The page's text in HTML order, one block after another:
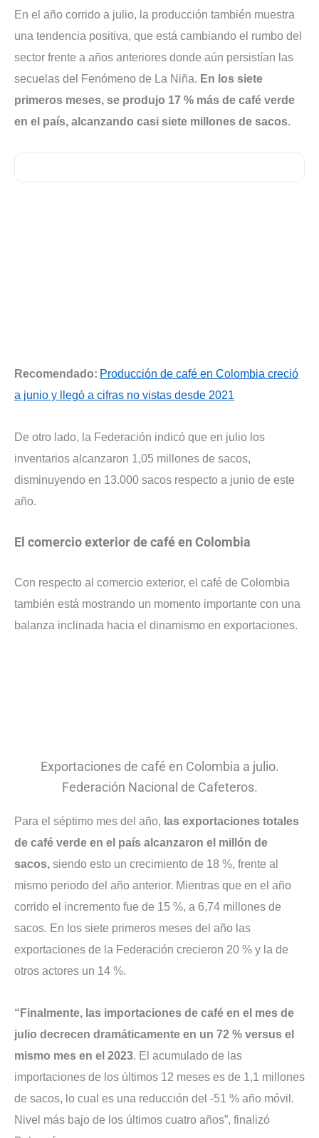
En el año corrido a julio, la producción también muestra
una tendencia positiva, que está cambiando el rumbo del
sector frente a años anteriores donde aún persistían las
secuelas del Fenómeno de La Niña. En los siete
primeros meses, se produjo 17 % más de café verde
en el país, alcanzando casi siete millones de sacos.
Recomendado: Producción de café en Colombia creció
a junio y llegó a cifras no vistas desde 2021
De otro lado, la Federación indicó que en julio los
inventarios alcanzaron 1,05 millones de sacos,
disminuyendo en 13.000 sacos respecto a junio de este
año.
El comercio exterior de café en Colombia
Con respecto al comercio exterior, el café de Colombia
también está mostrando un momento importante con una
balanza inclinada hacia el dinamismo en exportaciones.
Exportaciones de café en Colombia a julio.
Federación Nacional de Cafeteros.
Para el séptimo mes del año, las exportaciones totales
de café verde en el país alcanzaron el millón de
sacos, siendo esto un crecimiento de 18 %, frente al
mismo periodo del año anterior. Mientras que en el año
corrido el incremento fue de 15 %, a 6,74 millones de
sacos. En los siete primeros meses del año las
exportaciones de la Federación crecieron 20 % y la de
otros actores un 14 %.
“Finalmente, las importaciones de café en el mes de
julio decrecen dramáticamente en un 72 % versus el
mismo mes en el 2023. El acumulado de las
importaciones de los últimos 12 meses es de 1,1 millones
de sacos, lo cual es una reducción del -51 % año móvil.
Nivel más bajo de los últimos cuatro años”, finalizó